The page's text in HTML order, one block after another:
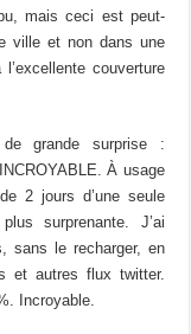
mais ceci est peut-
ville et non dans une
couverture
grande surprise :
À usage
2 jours d’une seule
surprenante. J’ai
sans le recharger, en
et autres flux twitter.
Incroyable.